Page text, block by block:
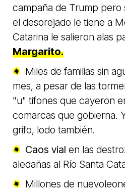
campaña de Trump pero
el desorejado le tiene a
Catarina le salieron alas
Margarito.
Miles de familias sin
mes, a pesar de las
"u" tifones que cayeron
comarcas que gobierna.
grifo, lodo también.
Caos vial en las
aledañas al Río Santa
Millones de